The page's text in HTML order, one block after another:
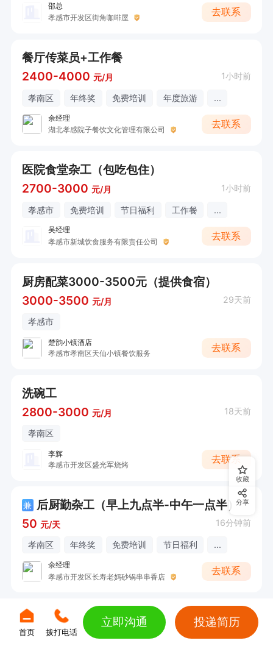
邵总
孝感市开发区街角咖啡屋
去联系
餐厅传菜员+工作餐
2400-4000 元/月 1小时前
孝南区 年终奖 免费培训 年度旅游 ...
余经理
湖北孝感院子餐饮文化管理有限公司
去联系
医院食堂杂工（包吃包住）
2700-3000 元/月 1小时前
孝感市 免费培训 节日福利 工作餐 ...
吴经理
孝感市新城饮食服务有限责任公司
去联系
厨房配菜3000-3500元（提供食宿）
3000-3500 元/月 29天前
孝感市
楚韵小镇酒店
孝感市孝南区天仙小镇餐饮服务
去联系
洗碗工
2800-3000 元/月 18天前
孝南区
李辉
孝感市开发区盛光军烧烤
去联系
兼 后厨勤杂工（早上九点半-中午一点半）
50 元/天 16分钟前
孝南区 年终奖 免费培训 节日福利 ...
余经理
孝感市开发区长寿老妈砂锅串串香店
去联系
收藏
分享
首页 拨打电话
立即沟通 投递简历